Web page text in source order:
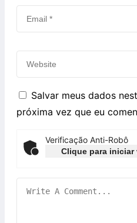
Salvar meus dados
próxima vez que eu
Verificação Anti-Robô
Clique para iniciar